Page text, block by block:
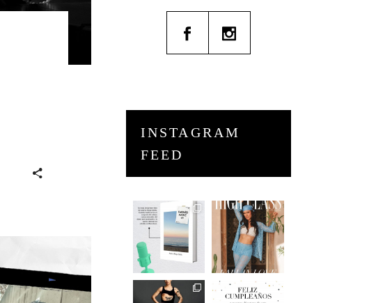
INSTAGRAM
FEED